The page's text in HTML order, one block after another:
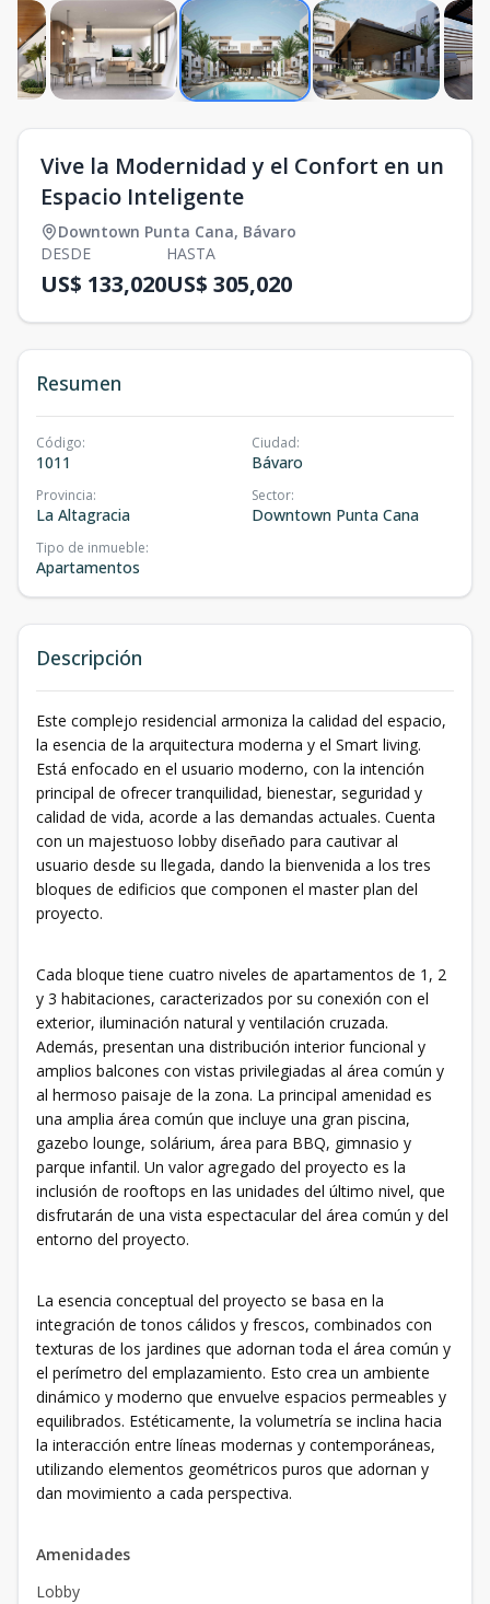
Vive la Modernidad y el Confort en un
Espacio Inteligente
Downtown Punta Cana, Bávaro
DESDE
US$ 133,020
HASTA
US$ 305,020
Resumen
Código:
1011
Ciudad:
Bávaro
Provincia:
La Altagracia
Sector:
Downtown Punta Cana
Tipo de inmueble:
Apartamentos
Descripción
Este complejo residencial armoniza la calidad del espacio,
la esencia de la arquitectura moderna y el Smart living.
Está enfocado en el usuario moderno, con la intención
principal de ofrecer tranquilidad, bienestar, seguridad y
calidad de vida, acorde a las demandas actuales. Cuenta
con un majestuoso lobby diseñado para cautivar al
usuario desde su llegada, dando la bienvenida a los tres
bloques de edificios que componen el master plan del
proyecto.
Cada bloque tiene cuatro niveles de apartamentos de 1, 2
y 3 habitaciones, caracterizados por su conexión con el
exterior, iluminación natural y ventilación cruzada.
Además, presentan una distribución interior funcional y
amplios balcones con vistas privilegiadas al área común y
al hermoso paisaje de la zona. La principal amenidad es
una amplia área común que incluye una gran piscina,
gazebo lounge, solárium, área para BBQ, gimnasio y
parque infantil. Un valor agregado del proyecto es la
inclusión de rooftops en las unidades del último nivel, que
disfrutarán de una vista espectacular del área común y del
entorno del proyecto.
La esencia conceptual del proyecto se basa en la
integración de tonos cálidos y frescos, combinados con
texturas de los jardines que adornan toda el área común y
el perímetro del emplazamiento. Esto crea un ambiente
dinámico y moderno que envuelve espacios permeables y
equilibrados. Estéticamente, la volumetría se inclina hacia
la interacción entre líneas modernas y contemporáneas,
utilizando elementos geométricos puros que adornan y
dan movimiento a cada perspectiva.
Amenidades
Lobby